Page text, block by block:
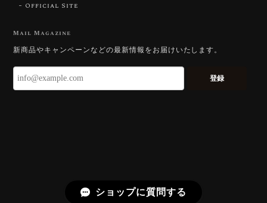
いです。 ウルウルとギラギラを一度に見ることができ
る不思議なカットだと感じました。強い煌めきだけで
です。Star Rose Cut™ は中心から外へ広
Official Site
Mail Magazine
新商品やキャンペーンなどの最新情報をお届けいたします。
登録
ショップに質問する